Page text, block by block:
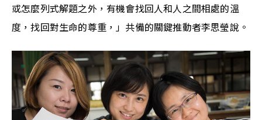
或怎麼列式解題之外，有機會找回人和人之間相處的溫
度，找回對生命的尊重，」共備的關鍵推動者李思瑩說。